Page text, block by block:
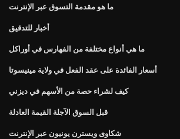
ما هو مقدمة التسوق عبر الإنترنت
أخبار للتدقيق
ما هي أنواع مختلفة من الفهارس في أوراكل
أسعار الفائدة على عقد الفعل في ولاية مينيسوتا
كيف لشراء حصة من الأسهم في ديزني
قبل السوق الآجلة القيمة العادلة
شكاوى ويسترن يونيون عبر الإنترنت